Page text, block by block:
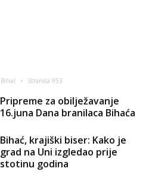
Bihać Stranica 953
Pripreme za obilježavanje
16.juna Dana branilaca Bihaća
Bihać, krajiški biser: Kako je
grad na Uni izgledao prije
stotinu godina